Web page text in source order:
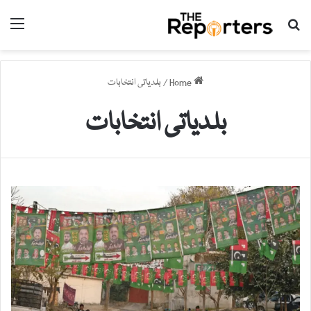
Search for
/ بلدیاتی انتخابات
بلدیاتی انتخابات